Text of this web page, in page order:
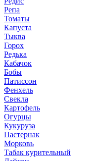
Репа
Томаты
Капуста
Тыква
Горох
Редька
Кабачок
Бобы
Патиссон
Фенхель
Свекла
Картофель
Огурцы
Кукуруза
Пастернак
Морковь
Табак курительный